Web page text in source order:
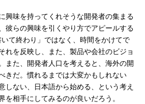
興味を持ってくれそうな開発者の集まる
彼らの興味を引くやり方でアピールする
て終わり」ではなく、時間をかけてで
れを反映し、また、製品や会社のビジョ
また、開発者人口を考えると、海外の開
きだ。慣れるまでは大変かもしれない
しない、日本語から始める、という考え
を相手にしてみるのが良いだろう。